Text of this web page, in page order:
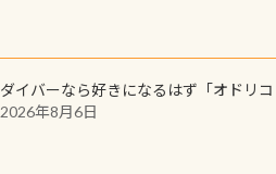
ダイバーなら好きになるはず「オドリコ
2026年8月6日